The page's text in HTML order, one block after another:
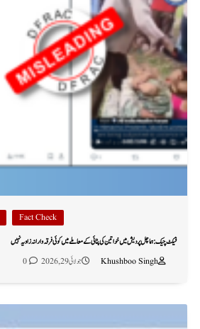
Fact Check
فیکٹ چیک: ہماچل پردیش میں خواتین کی پٹائی کے معاملے میں کوئی فرقہ وارانہ زاویہ نہیں
Khushboo Singh
جولائی 29, 2026 0